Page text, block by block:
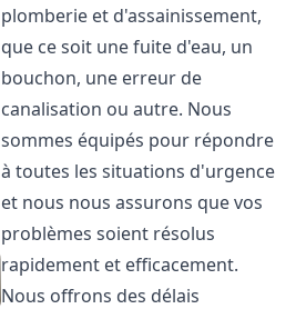
plomberie et d'assainissement,
que ce soit une fuite d'eau, un
bouchon, une erreur de
canalisation ou autre. Nous
sommes équipés pour répondre
à toutes les situations d'urgence
et nous nous assurons que vos
problèmes soient résolus
rapidement et efficacement.
Nous offrons des délais